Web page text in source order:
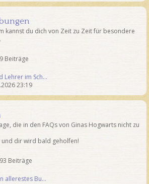
kannst du dich von Zeit zu Zeit für besondere
Beiträge
Lehrer im Sch…
23:19
die in den FAQs von Ginas Hogwarts nicht zu
und dir wird bald geholfen!
Beiträge
allerestes Bu…